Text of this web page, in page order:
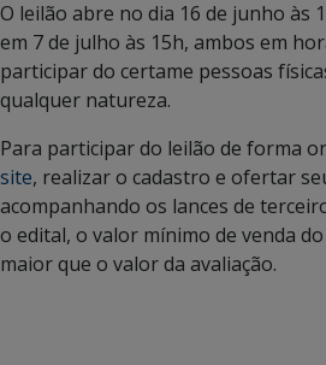
O leilão abre no dia 16 de junho às
em 7 de julho às 15h, ambos em
participar do certame pessoas
qualquer natureza.
Para participar do leilão de forma
site, realizar o cadastro e ofertar
acompanhando os lances de
o edital, o valor mínimo de venda
maior que o valor da avaliação.